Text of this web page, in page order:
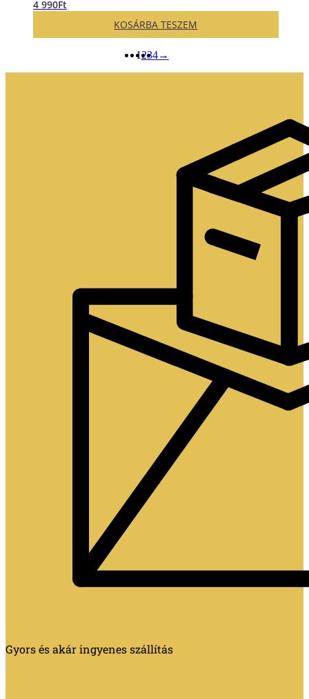
4 990Ft
KOSÁRBA TESZEM
1234→
Gyors és akár ingyenes szállítás